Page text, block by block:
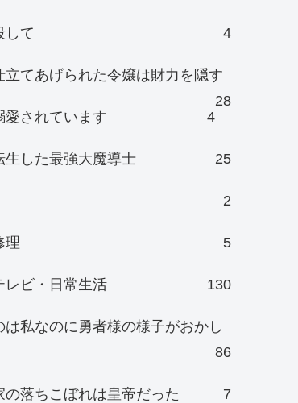
して 4
立てあげられた令嬢は財力を隠す
28
愛されています
4
生した最強大魔導士 25
2
理 5
レビ・日常生活 130
は私なのに勇者様の様子がおかし
86
の落ちこぼれは皇帝だった 7